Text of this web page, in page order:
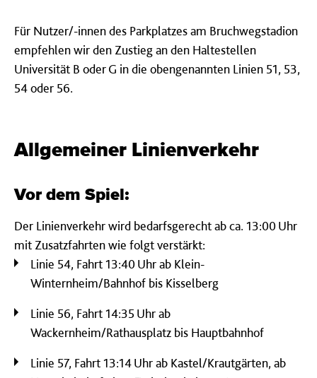
Für Nutzer/-innen des Parkplatzes am Bruchwegstadion
empfehlen wir den Zustieg an den Haltestellen
Universität B oder G in die obengenannten Linien 51, 53,
54 oder 56.
Allgemeiner Linienverkehr
Vor dem Spiel:
Der Linienverkehr wird bedarfsgerecht ab ca. 13:00 Uhr
mit Zusatzfahrten wie folgt verstärkt:
Linie 54, Fahrt 13:40 Uhr ab Klein-
Winternheim/Bahnhof bis Kisselberg
Linie 56, Fahrt 14:35 Uhr ab
Wackernheim/Rathausplatz bis Hauptbahnhof
Linie 57, Fahrt 13:14 Uhr ab Kastel/Krautgärten, ab